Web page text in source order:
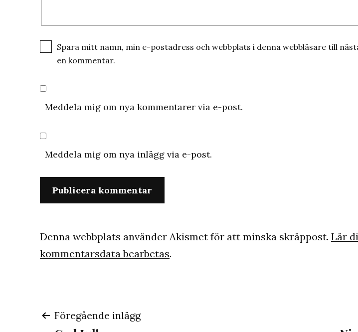
Spara mitt namn, min e-postadress och webbplats i denna webbläsare till
en kommentar.
Meddela mig om nya kommentarer via e-post.
Meddela mig om nya inlägg via e-post.
Denna webbplats använder Akismet för att minska skräppost. Lär
kommentarsdata bearbetas.
Inläggsnavigering
Föregående inlägg